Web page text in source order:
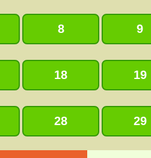
8 9
18 19
28 29